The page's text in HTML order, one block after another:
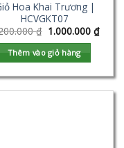
Hoa Khai Trương |
HCVGKT07
₫ 1.000.000 ₫
Thêm vào giỏ hàng